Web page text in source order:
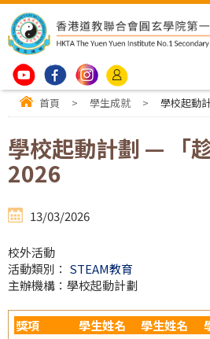
首頁 > 學生成就 > 學校起動
學校起動計劃 — 「
2026
13/03/2026
校外活動
活動類別： STEAM教育
主辦機構：學校起動計劃
獎項 學生姓名 學生姓名